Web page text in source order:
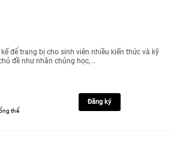
để trang bị cho sinh viên nhiều kiến thức và kỹ
đề như nhân chủng học, ..
thể
Đăng ký